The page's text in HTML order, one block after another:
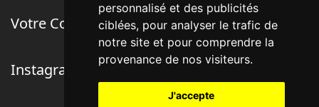
personnalisé et des publicités
ciblées, pour analyser le trafic de
notre site et pour comprendre la
provenance de nos visiteurs.
J'accepte
Votre Compte
Instagram